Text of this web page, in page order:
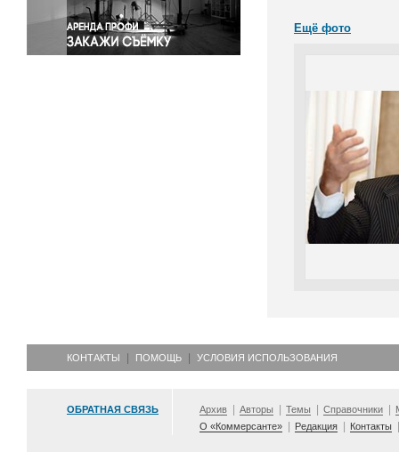
Экономика и бизнес
Ещё фото
КОНТАКТЫ ПОМОЩЬ УСЛОВИЯ ИСПОЛЬЗОВАНИЯ
ОБРАТНАЯ СВЯЗЬ Архив Авторы Темы Справочники
О «Коммерсанте»
Редакция Контакты